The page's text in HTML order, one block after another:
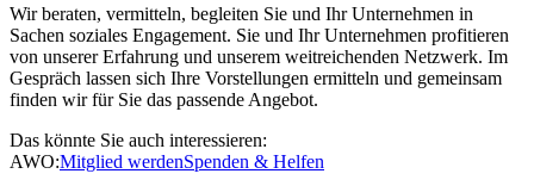
Wir beraten, vermitteln, begleiten Sie und Ihr Unternehmen in
Sachen soziales Engagement. Sie und Ihr Unternehmen profitieren
von unserer Erfahrung und unserem weitreichenden Netzwerk. Im
Gespräch lassen sich Ihre Vorstellungen ermitteln und gemeinsam
finden wir für Sie das passende Angebot.
Das könnte Sie auch interessieren:
AWO:Mitglied werdenSpenden & Helfen